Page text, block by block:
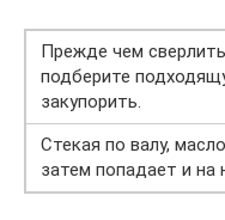
Прежде чем
подберите
закупорить.
Стекая по валу,
затем попадает и